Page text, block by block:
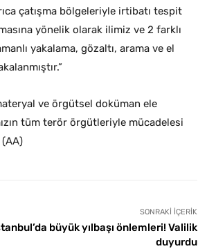
çatışma bölgeleriyle irtibatı tespit
yönelik olarak ilimiz ve 2 farklı
yakalama, gözaltı, arama ve el
ve örgütsel doküman ele
tüm terör örgütleriyle mücadelesi
SONRAKI İÇERIK
büyük yılbaşı önlemleri! Valilik
duyurdu